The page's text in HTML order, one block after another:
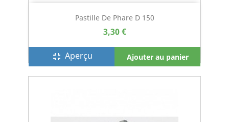
Pastille De Phare D 150
3,30 €
fullscreen_exit Aperçu Ajouter au panier